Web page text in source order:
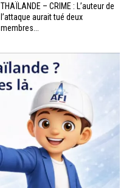
THAÏLANDE – CRIME : L’auteur de
l’attaque aurait tué deux
membres...